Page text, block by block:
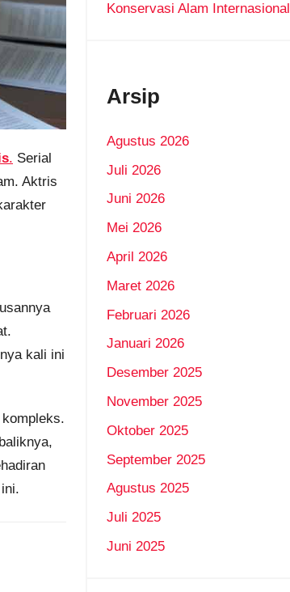
. Serial
Aktris
kali ini
Konservasi Alam Internasional
Arsip
Agustus 2026
Juli 2026
Juni 2026
Mei 2026
April 2026
Maret 2026
Februari 2026
Januari 2026
Desember 2025
November 2025
Oktober 2025
September 2025
Agustus 2025
Juli 2025
Juni 2025